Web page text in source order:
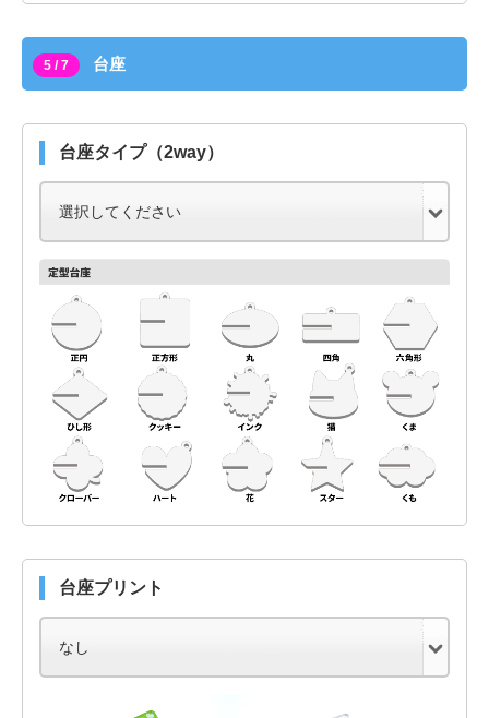
5 / 7 台座
台座タイプ（2way）
台座プリント